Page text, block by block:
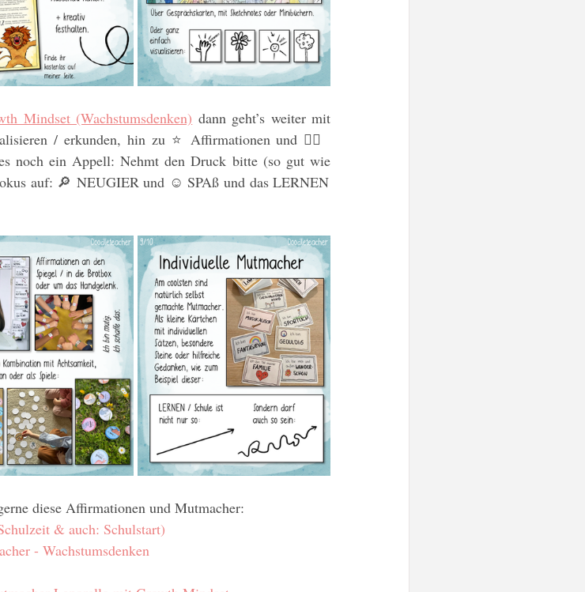
Mindset (Wachstumsdenken) dann geht’s weiter mit
/ erkunden, hin zu ⭐️ Affirmationen und 🙇‍♀️
noch ein Appell: Nehmt den Druck bitte (so gut wie
auf: 🔎 NEUGIER und ☺️ SPAß und das LERNEN
diese Affirmationen und Mutmacher:
& auch: Schulstart)
- Wachstumsdenken